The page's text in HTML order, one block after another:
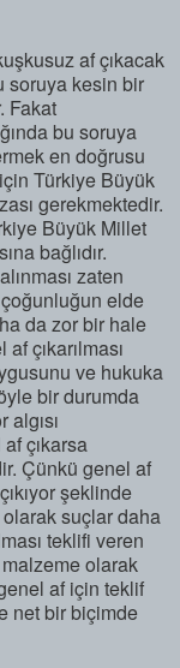
af çıkacak
soruya kesin bir
Fakat
bu soruya
en doğrusu
Türkiye Büyük
gerekmektedir.
Büyük Millet
bağlıdır.
zaten
elde
da zor bir hale
çıkarılması
ve hukuka
bir durumda
çıkarsa
Çünkü genel af
şeklinde
suçlar daha
teklifi veren
olarak
af için teklif
net bir biçimde